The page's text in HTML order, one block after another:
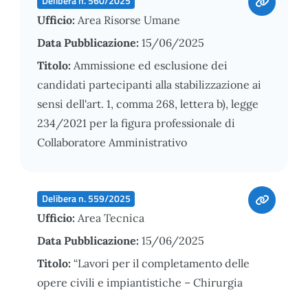
Ufficio: Area Risorse Umane
Data Pubblicazione: 15/06/2025
Titolo: Ammissione ed esclusione dei
candidati partecipanti alla stabilizzazione ai
sensi dell'art. 1, comma 268, lettera b), legge
234/2021 per la figura professionale di
Collaboratore Amministrativo
Delibera n. 559/2025
Ufficio: Area Tecnica
Data Pubblicazione: 15/06/2025
Titolo: “Lavori per il completamento delle
opere civili e impiantistiche – Chirurgia